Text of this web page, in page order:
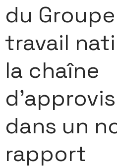
du
travail
la chaîne
dans un
rapport